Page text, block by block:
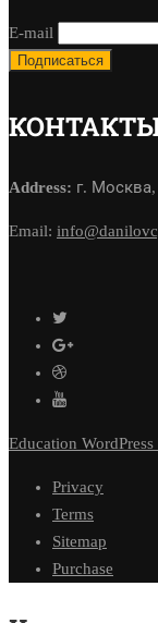
E-mail
Address: г.
Email:
Education WordPress
Privacy
Terms
Sitemap
Purchase